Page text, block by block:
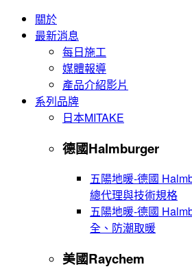
關於
最新消息
每日施工
媒體報導
產品介紹影片
系列品牌
日本MITAKE
德國Halmburger
五陽地暖-德國
總代理與技術規格
五陽地暖-德國
全、防潮取暖
美國Raychem